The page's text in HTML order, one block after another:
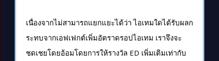
เนื่องจากไม่สามารถแยกแยะได้ว่า ไอเทมใดได้รับผลก
ระทบจากเอฟเฟกต์เพิ่มอัตราดรอปไอเทม เราจึงจะ
ชดเชยโดยอ้อมโดยการให้รางวัล ED เพิ่มเติมเท่ากับ